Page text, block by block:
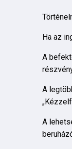
Ha az
A
A
A